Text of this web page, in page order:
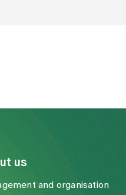
us
and organisation